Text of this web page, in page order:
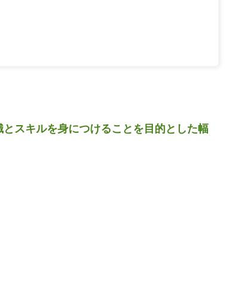
スキルを身につけることを目的とした幅